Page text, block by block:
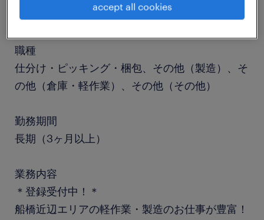
job details
職種
仕分け・ピッキング・梱包、その他（製造）、そ
の他（倉庫・軽作業）、その他（その他）
勤務期間
長期（3ヶ月以上）
業務内容
＊登録受付中！＊
船橋近辺エリアの軽作業・製造のお仕事が豊富！
accept all cookies